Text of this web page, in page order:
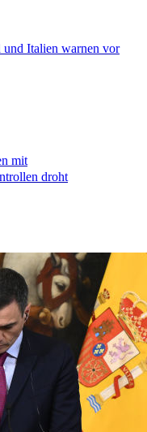
und Italien warnen vor
mit
droht